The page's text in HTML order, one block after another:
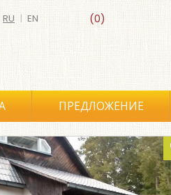
(0)
RU | EN
ПРЕДЛОЖЕНИЕ